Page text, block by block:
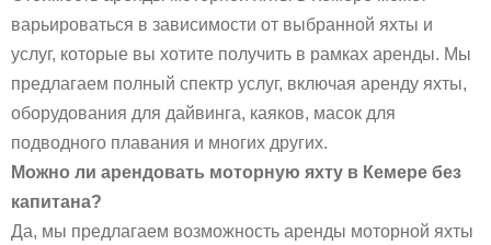
варьироваться в зависимости от выбранной яхты и
услуг, которые вы хотите получить в рамках аренды. Мы
предлагаем полный спектр услуг, включая аренду яхты,
оборудования для дайвинга, каяков, масок для
подводного плавания и многих других.
Можно ли арендовать моторную яхту в Кемере без
капитана?
Да, мы предлагаем возможность аренды моторной яхты